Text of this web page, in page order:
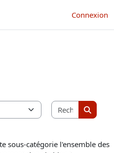
Connexion
sous-catégorie l'ensemble des